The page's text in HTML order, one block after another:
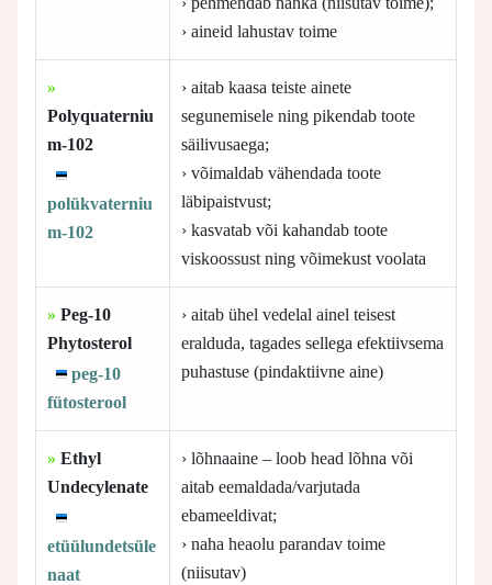
› aineid lahustav toime
»
Polyquaterniu
m-102
polükvaterniu
m-102
› aitab kaasa teiste ainete
segunemisele ning pikendab toote
säilivusaega;
› võimaldab vähendada toote
läbipaistvust;
› kasvatab või kahandab toote
viskoossust ning võimekust voolata
» Peg-10
Phytosterol
peg-10
fütosterool
› aitab ühel vedelal ainel teisest
eralduda, tagades sellega efektiivsema
puhastuse (pindaktiivne aine)
» Ethyl
Undecylenate
etüülundetsüle
naat
› lõhnaaine – loob head lõhna või
aitab eemaldada/varjutada
ebameeldivat;
› naha heaolu parandav toime
(niisutav)